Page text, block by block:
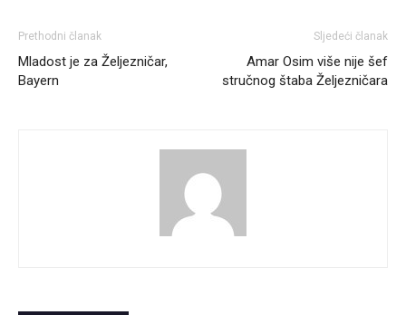
Prethodni članak
Mladost je za Željezničar,
Bayern
Sljedeći članak
Amar Osim više nije šef
stručnog štaba Željezničara